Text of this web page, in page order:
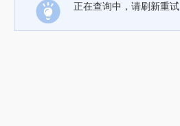
正在查询中，请刷新重试